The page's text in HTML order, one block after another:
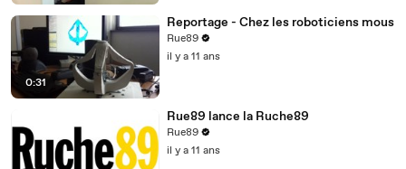
0:31
Reportage - Chez les roboticiens mous
Rue89
il y a 11 ans
Rue89 lance la Ruche89
Rue89
il y a 11 ans